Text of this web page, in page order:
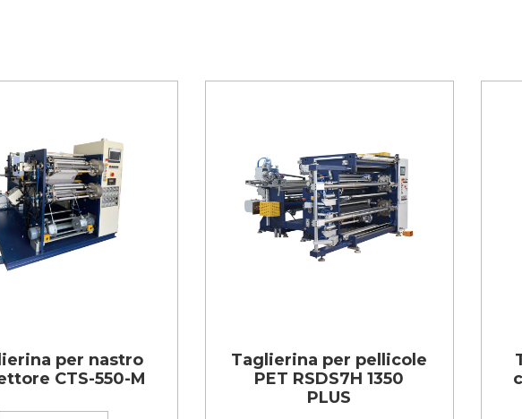
per nastro
CTS-550-M
Taglierina per pellicole
PET RSDS7H 1350
PLUS